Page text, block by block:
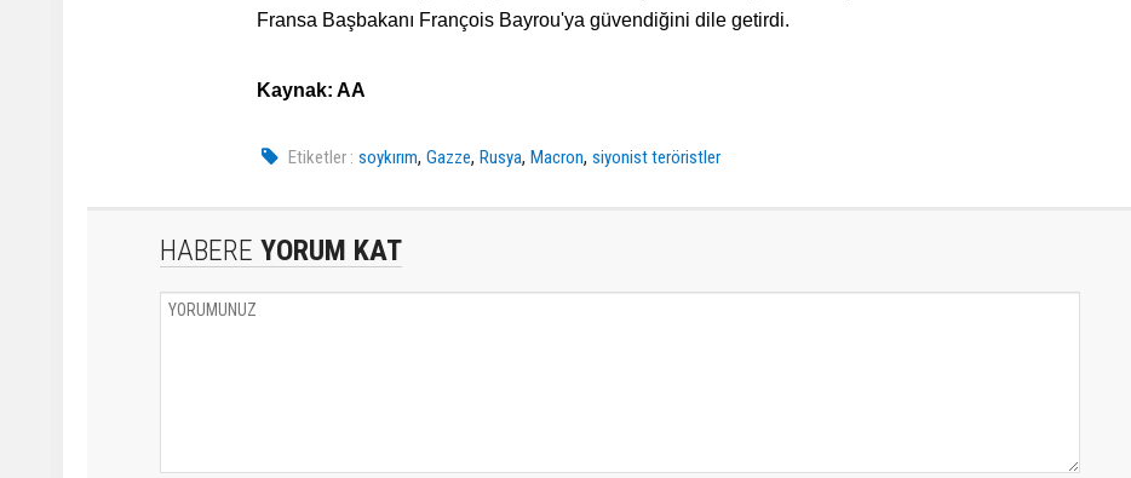
Fransa Başbakanı François Bayrou'ya güvendiğini dile getirdi.
Kaynak: AA
Etiketler : soykırım,Gazze,Rusya,Macron,siyonist teröristler
HABERE YORUM KAT